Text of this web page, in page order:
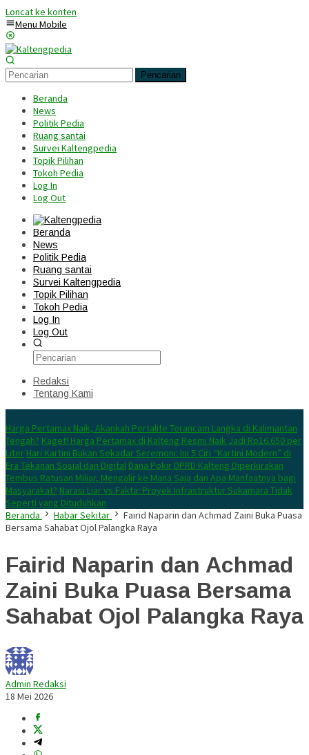
Loncat ke konten
Menu Mobile
Pencarian
Beranda
News
Politik Pedia
Ruang santai
Survei Kaltengpedia
Topik Pilihan
Tokoh Pedia
Log In
Log Out
Beranda
News
Politik Pedia
Ruang santai
Survei Kaltengpedia
Topik Pilihan
Tokoh Pedia
Log In
Log Out
Redaksi
Tentang Kami
Harga Pertamax Naik, Akankah Pertalite Terancam Langka di Kalimantan
Tengah? Kaget! Harga Pertamax di Kalteng Resmi Naik Jadi Rp16.650 per
Liter Hari Kartini Bukan Sekadar Seremoni: Ini 5 Ciri “Kartini Modern” di
Era Tekanan Sosial dan Digital Dana Pokir DPRD Kalteng Diperkirakan
Tembus Ratusan Miliar, Mengalir ke Mana Saja dan Apa Manfaatnya bagi
Masyarakat? Narasi Liar vs Fakta: Proyek Infrastruktur Sukamara Tidak
Seperti yang Dituduhkan
Beranda
Habar Sekitar
Fairid Naparin dan Achmad Zaini Buka Puasa
Bersama Sahabat Ojol Palangka Raya
Fairid Naparin dan Achmad
Zaini Buka Puasa Bersama
Sahabat Ojol Palangka Raya
Admin Redaksi
18 Mei 2026